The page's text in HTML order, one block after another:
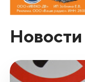
Новости